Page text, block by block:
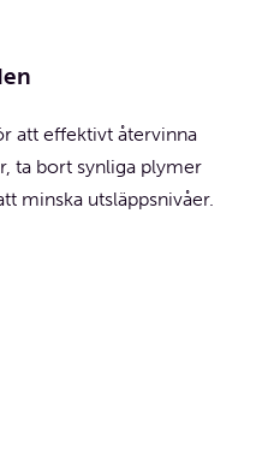
att effektivt återvinna
ta bort synliga plymer
minska utsläppsnivåer.